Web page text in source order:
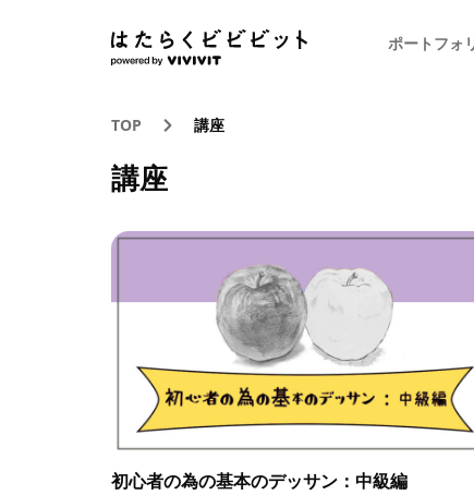
ポートフォ
TOP 講座
講座
初心者の為の基本のデッサン：中級編